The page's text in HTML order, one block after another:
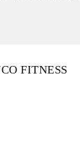
FITNESS